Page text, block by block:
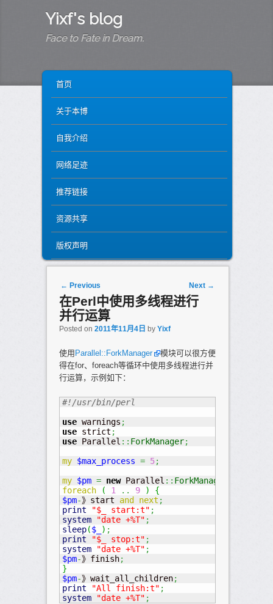
Yixf's blog
Face to Fate in Dream.
SKIP TO PRIMARY CONTENT
SKIP TO SECONDARY CONTENT
首页
关于本博
自我介绍
网络足迹
推荐链接
资源共享
版权声明
Post navigation
← Previous Next →
在Perl中使用多线程进行
并行运算
Posted on 2011年11月4日 by Yixf
使用 Parallel::ForkManager
模块可以很方便
得在for、foreach等循环中使用多线程进行并
行运算，示例如下：
#!/usr/bin/perl
use warnings ;
use strict ;
use Parallel :: ForkManager;
my $max_process = 5;
my $pm = new Parallel :: ForkManager
foreach
( 1 .. 9 )
{
$pm-》start and next ;
print
"$_ start:t" ;
system
"date +%T" ;
sleep($_ ) ;
print
"$_ stop:t" ;
system
"date +%T" ;
$pm-》finish;
}
$pm-》wait_all_children;
print
"All finish:t" ;
system
"date +%T" ;